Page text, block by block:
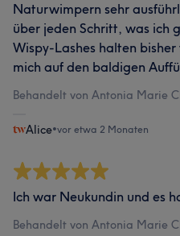
Naturwimpern sehr
über jeden Schritt, was ich
Wispy-Lashes halten
mich auf den baldigen
Behandelt von Antonia Marie
Alice•vor etwa 2 Monaten
Ich war Neukundin und es
Behandelt von Antonia Marie